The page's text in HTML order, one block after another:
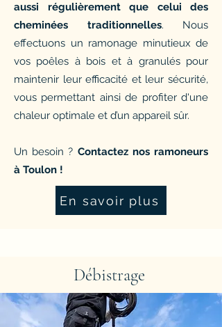
aussi régulièrement que celui des
cheminées traditionnelles.
Nous
effectuons un ramonage minutieux de
vos poêles à bois et à granulés pour
maintenir leur efficacité et leur sécurité,
vous permettant ainsi de profiter d'une
chaleur optimale et d’un appareil sûr.
Un besoin ? Contactez nos ramoneurs
à Toulon !
En savoir plus
Débistrage